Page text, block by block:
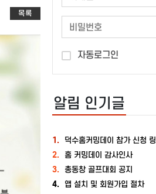
목록
자동로그인
알림 인기글
1. 덕수홈커밍데이 참가 신청
2. 홈 커밍데이 감사인사
3. 총동창 골프대회 공지
4. 앱 설치 및 회원가입 절차